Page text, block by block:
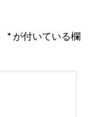
*が付いている欄